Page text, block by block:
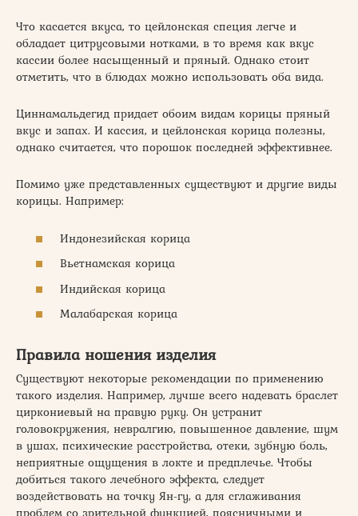
Что касается вкуса, то цейлонская специя легче и
обладает цитрусовыми нотками, в то время как вкус
кассии более насыщенный и пряный. Однако стоит
отметить, что в блюдах можно использовать оба вида.
Циннамальдегид придает обоим видам корицы пряный
вкус и запах. И кассия, и цейлонская корица полезны,
однако считается, что порошок последней эффективнее.
Помимо уже представленных существуют и другие виды
корицы. Например:
Индонезийская корица
Вьетнамская корица
Индийская корица
Малабарская корица
Правила ношения изделия
Существуют некоторые рекомендации по применению
такого изделия. Например, лучше всего надевать браслет
циркониевый на правую руку. Он устранит
головокружения, невралгию, повышенное давление, шум
в ушах, психические расстройства, отеки, зубную боль,
неприятные ощущения в локте и предплечье. Чтобы
добиться такого лечебного эффекта, следует
воздействовать на точку Ян-гу, а для сглаживания